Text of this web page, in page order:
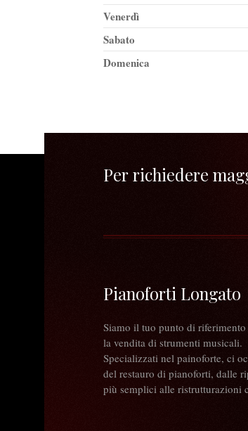
Venerdì
Sabato
Domenica
Per richiedere
Pianoforti Longato
Siamo il tuo punto di
la vendita di strumenti musicali.
Specializzati nel painoforte, ci
del restauro di pianoforti, dalle
più semplici alle ristrutturazioni